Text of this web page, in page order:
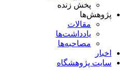
پخش زنده
پژوهش‌ها
مقالات
یادداشت‌ها
مصاحبه‌ها
اخبار
سایت پژوهشگاه